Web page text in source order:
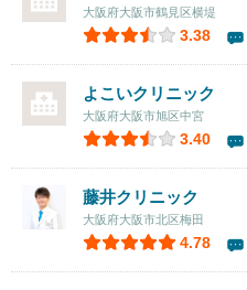
大阪府大阪市鶴見区横堤
3.38
よこいクリニック
大阪府大阪市旭区中宮
3.40
藤井クリニック
大阪府大阪市北区梅田
4.78